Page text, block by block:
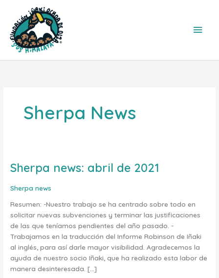
contenido
Sherpa News
Sherpa news: abril de 2021
Sherpa news
Resumen: -Nuestro trabajo se ha centrado sobre todo en
solicitar nuevas subvenciones y terminar las justificaciones
de las que teníamos pendientes del año pasado. -
Trabajamos en la traducción del Informe Robinson de Iñaki
al inglés, para así darle mayor visibilidad. Agradecemos la
ayuda de nuestro socio Iñaki, que ha realizado esta labor de
manera desinteresada. […]
Sherpa
abril
2021